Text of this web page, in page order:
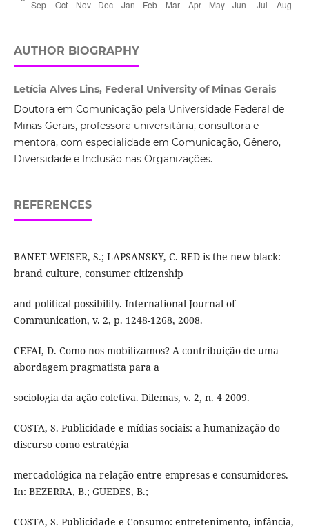
AUTHOR BIOGRAPHY
Letícia Alves Lins, Federal University of Minas Gerais
Doutora em Comunicação pela Universidade Federal de
Minas Gerais, professora universitária, consultora e
mentora, com especialidade em Comunicação, Gênero,
Diversidade e Inclusão nas Organizações.
REFERENCES
BANET-WEISER, S.; LAPSANSKY, C. RED is the new black:
brand culture, consumer citizenship
and political possibility. International Journal of
Communication, v. 2, p. 1248-1268, 2008.
CEFAI, D. Como nos mobilizamos? A contribuição de uma
abordagem pragmatista para a
sociologia da ação coletiva. Dilemas, v. 2, n. 4 2009.
COSTA, S. Publicidade e mídias sociais: a humanização do
discurso como estratégia
mercadológica na relação entre empresas e consumidores.
In: BEZERRA, B.; GUEDES, B.;
COSTA, S. Publicidade e Consumo: entretenimento, infância,